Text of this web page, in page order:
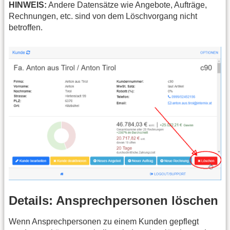
HINWEIS: Andere Datensätze wie Angebote, Aufträge,
Rechnungen, etc. sind von dem Löschvorgang nicht
betroffen.
Details: Ansprechpersonen löschen
Wenn Ansprechpersonen zu einem Kunden gepflegt